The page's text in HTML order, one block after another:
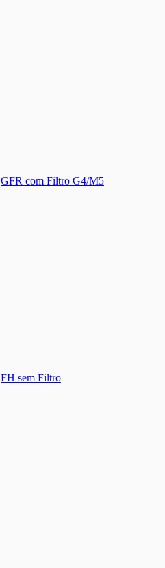
GFR com Filtro G4/M5
FH sem Filtro